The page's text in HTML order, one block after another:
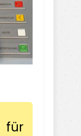
für